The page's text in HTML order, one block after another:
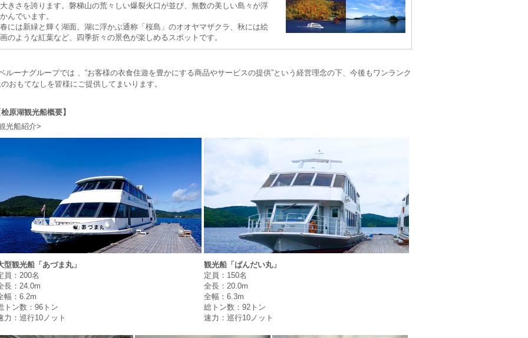
大きさを誇ります。磐梯山の荒々しい爆裂火口が並び、無数の美しい島々が浮
かんでいます。
春には新緑と輝く湖面、湖に浮かぶ通称「桜島」のオオヤマザクラ、秋には絵
画のような紅葉など、四季折々の景色が楽しめるスポットです。
ーナグループでは 、“お客様の衣食住遊を豊かにする商品やサービスの提供”という経営理念の下、今後もワンランク
おもてなしを皆様にご提供してまいります。
原湖観光船概要】
光船紹介>
型観光船「あづま丸」
員：200名
長：24.0m
幅：6.2m
トン数：96トン
力：巡行10ノット
観光船「ばんだい丸」
定員：150名
全長：20.0m
全幅：6.3m
総トン数：92トン
速力：巡行10ノット